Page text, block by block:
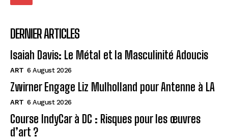
DERNIER ARTICLES
Isaiah Davis: Le Métal et la Masculinité Adoucis
ART 6 August 2026
Zwirner Engage Liz Mulholland pour Antenne à LA
ART 6 August 2026
Course IndyCar à DC : Risques pour les œuvres
d’art ?